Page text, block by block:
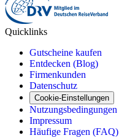
Quicklinks
Gutscheine kaufen
Entdecken (Blog)
Firmenkunden
Datenschutz
Cookie-Einstellungen
Nutzungsbedingungen
Impressum
Häufige Fragen (FAQ)